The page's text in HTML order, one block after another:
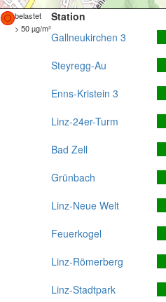
belastet
> 50 µg/m³
Station
Gallneukirchen 3
Steyregg-Au
Enns-Kristein 3
Linz-24er-Turm
Bad Zell
Grünbach
Linz-Neue Welt
Feuerkogel
Linz-Römerberg
Linz-Stadtpark